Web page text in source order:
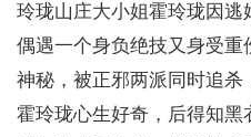
玲珑山庄大小姐霍玲珑因
偶遇一个身负绝技又身受
神秘，被正邪两派同时追杀
霍玲珑心生好奇，后得知黑